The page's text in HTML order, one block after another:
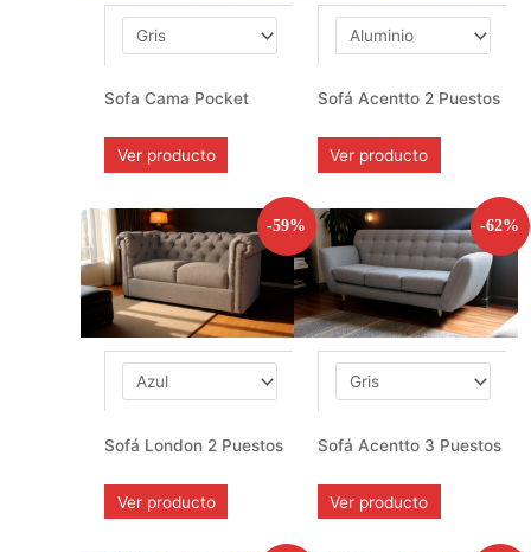
Sofa Cama Pocket
Ver producto
Sofá Acentto 2 Puestos
Ver producto
-59%
Sofá London 2 Puestos
Ver producto
-62%
Sofá Acentto 3 Puestos
Ver producto